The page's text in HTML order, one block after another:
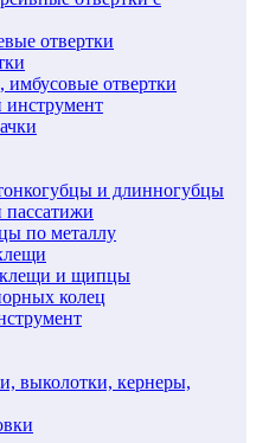
отвертки
отвертки
и длинногубцы
по металлу
клещи и щипцы
колец
выколотки, кернеры,